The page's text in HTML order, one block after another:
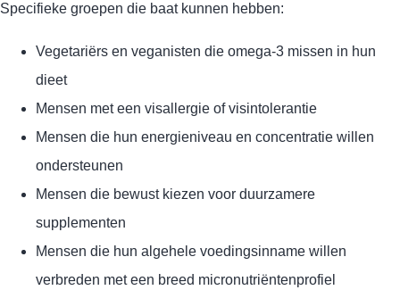
Specifieke groepen die baat kunnen hebben:
Vegetariërs en veganisten die omega-3 missen in hun
dieet
Mensen met een visallergie of visintolerantie
Mensen die hun energieniveau en concentratie willen
ondersteunen
Mensen die bewust kiezen voor duurzamere
supplementen
Mensen die hun algehele voedingsinname willen
verbreden met een breed micronutriëntenprofiel